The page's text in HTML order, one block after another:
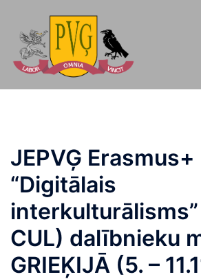
saturu
JEPVĢ
“Digitālais
interkulturālisms”
CUL) dalībnieku
GRIEĶIJĀ (5. –